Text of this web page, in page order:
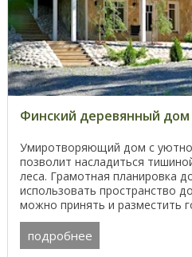
Финский деревянный дом
Умиротворяющий дом с
позволит насладиться
леса. Грамотная планировка
использовать пространство
можно принять и разместить
подробнее